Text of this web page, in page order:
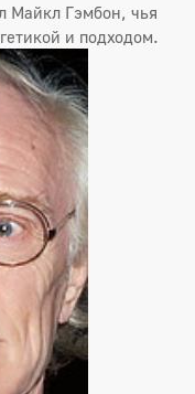
Майкл Гэмбон, чья
и подходом.